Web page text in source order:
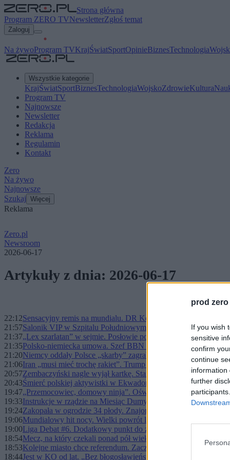
prod zero
If you wish
sensitive
confirm
continue
information
further
Strona główna
Program ZERO TVNewsletterZgłoś temat
Zaloguj
Na żywoProgram TVKrajŚwiatSportOpinieBiznesTechnologia
Wszystkie kategorie
KrajŚwiatSportBiznesTechnologiaWojskoZdrowieKultura
Program TV
Najnowsze
Newsletter
Redakcja
Reklama
Regulamin
Kontakt
Zero
Na żywo
Najnowsze
Szukaj Więcej
Reklama
Zero.pl
Newsroom
2026-06-17
Artykuły z dnia: 2026-06-17
22:12Sensacyjny remis na mundialu. DR Kongo zatrzymało Portugalię
21:57Salonik VIP w Szpitalu Południowym. Temat numer jeden Ligi
21:37„Lex szarlatan” w sejmie. Posłowie podjęli decyzję
21:35Polsko-niemiecka umowa. Szef BBN wskazał problematyczny
21:20Niemcy oddały Polsce „skarby” zagrabione podczas wojny.
21:06Iran „musi mieć trochę rakiet”. Trump chaotycznie o
20:57Zembaczyński nagle wyjął kartkę. Stanowski ma się podpisać
20:43Śmierć polskiej aktywistki w Ekwadorze. Tropiła korupcję na
19:47„Przemocowiec, domowy ninja”. Oświadczenie żony
19:33Instrukcje w rządzie na Miesiąc Dumy. „Minister strzela sobie
19:24Zakopała w ogrodzie 34 płody. Znajomi mówią o lekarce
19:06Mundialowy hit nocy. Wielki powrót legendy
19:00Liga Debat #6. Dodatkowy punkt do zdobycia na Zero.pl
18:54Mecz, na który czekali ponad pół wieku. Piłkarski kopciuszek
18:53Kolejne miasto chce referendum. Zaczęli zbierać podpisy
18:44Jest w KO od lat. „Bez błogosławieństwa Kierwińskiego nie